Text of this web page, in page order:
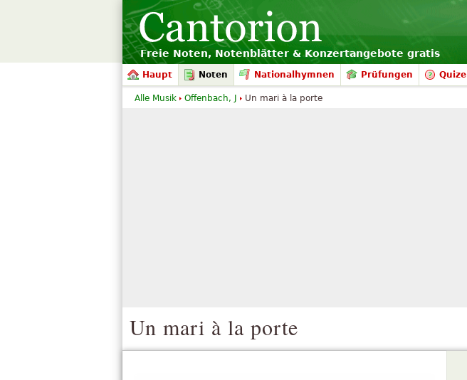
Freie Noten, Notenblätter & Konzertangebote gratis
Haupt Noten Nationalhymnen Prüfungen Quize
Un mari à la porte
Alle Musik Offenbach, J Un mari à la porte